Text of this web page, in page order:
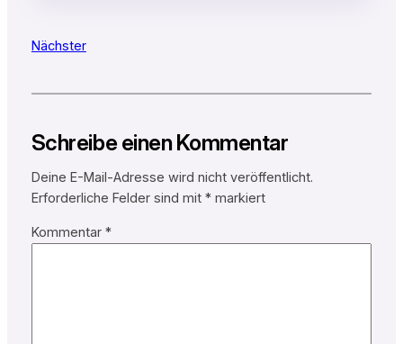
Nächster
Schreibe einen Kommentar
Deine E-Mail-Adresse wird nicht veröffentlicht.
Erforderliche Felder sind mit *markiert
Kommentar *